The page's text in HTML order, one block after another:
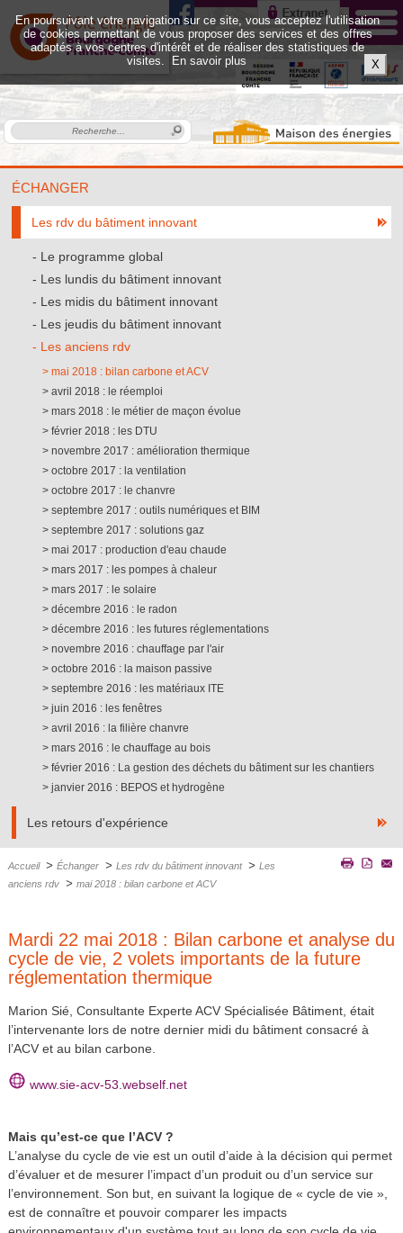
ÉCHANGER
Les rdv du bâtiment innovant
Le programme global
Les lundis du bâtiment innovant
Les midis du bâtiment innovant
Les jeudis du bâtiment innovant
Les anciens rdv
mai 2018 : bilan carbone et ACV
avril 2018 : le réemploi
mars 2018 : le métier de maçon évolue
février 2018 : les DTU
novembre 2017 : amélioration thermique
octobre 2017 : la ventilation
octobre 2017 : le chanvre
septembre 2017 : outils numériques et BIM
septembre 2017 : solutions gaz
mai 2017 : production d'eau chaude
mars 2017 : les pompes à chaleur
mars 2017 : le solaire
décembre 2016 : le radon
décembre 2016 : les futures réglementations
novembre 2016 : chauffage par l'air
octobre 2016 : la maison passive
septembre 2016 : les matériaux ITE
juin 2016 : les fenêtres
avril 2016 : la filière chanvre
mars 2016 : le chauffage au bois
février 2016 : La gestion des déchets du bâtiment sur les chantiers
janvier 2016 : BEPOS et hydrogène
Les retours d'expérience
Accueil > Échanger > Les rdv du bâtiment innovant > Les
anciens rdv > mai 2018 : bilan carbone et ACV
Mardi 22 mai 2018 : Bilan carbone et analyse du
cycle de vie, 2 volets importants de la future
réglementation thermique
Marion Sié, Consultante Experte ACV Spécialisée Bâtiment, était
l’intervenante lors de notre dernier midi du bâtiment consacré à
l’ACV et au bilan carbone.
www.sie-acv-53.webself.net
Mais qu’est-ce que l’ACV ?
L’analyse du cycle de vie est un outil d’aide à la décision qui permet
d’évaluer et de mesurer l’impact d’un produit ou d’un service sur
l’environnement. Son but, en suivant la logique de « cycle de vie »,
est de connaître et pouvoir comparer les impacts
En poursuivant votre navigation sur ce site, vous acceptez l'utilisation
de cookies permettant de vous proposer des services et des offres
adaptés à vos centres d'intérêt et de réaliser des statistiques de
visites.
En savoir plus X